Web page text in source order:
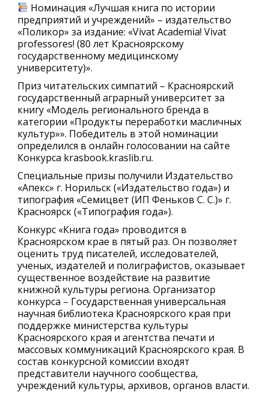
Номинация «Лучшая книга по истории
предприятий и учреждений» – издательство
«Поликор» за издание: «Vivat Academia! Vivat
professores! (80 лет Красноярскому
государственному медицинскому
университету)».
Приз читательских симпатий – Красноярский
государственный аграрный университет за
книгу «Модель регионального бренда в
категории «Продукты переработки масличных
культур»». Победитель в этой номинации
определился в онлайн голосовании на сайте
Конкурса krasbook.kraslib.ru.
Специальные призы получили Издательство
«Апекс» г. Норильск («Издательство года») и
типография «Семицвет (ИП Феньков С. С.)» г.
Красноярск («Типография года»).
Конкурс «Книга года» проводится в
Красноярском крае в пятый раз. Он позволяет
оценить труд писателей, исследователей,
ученых, издателей и полиграфистов, оказывает
существенное воздействие на развитие
книжной культуры региона. Организатор
конкурса – Государственная универсальная
научная библиотека Красноярского края при
поддержке министерства культуры
Красноярского края и агентства печати и
массовых коммуникаций Красноярского края. В
состав конкурсной комиссии входят
представители научного сообщества,
учреждений культуры, архивов, органов власти.